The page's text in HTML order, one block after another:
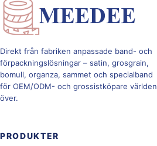
Direkt från fabriken anpassade band- och
förpackningslösningar – satin, grosgrain,
bomull, organza, sammet och specialband
för OEM/ODM- och grossistköpare världen
över.
PRODUKTER